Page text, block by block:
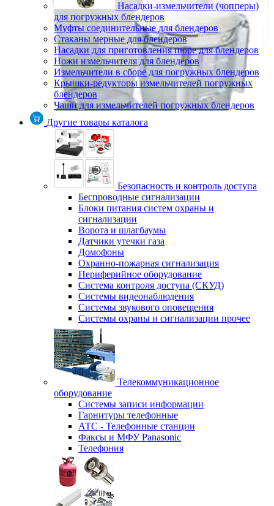
Насадки-измельчители (чопперы)
для погружных блендеров
Муфты соединительные для блендеров
Стаканы мерные для блендеров
Насадки для приготовления пюре для блендеров
Ножи измельчителя для блендеров
Измельчители в сборе для погружных блендеров
Крышки-редукторы измельчителей погружных
блендеров
Чаши для измельчителей погружных блендеров
Другие товары каталога
Безопасность и контроль доступа
Беспроводные сигнализации
Блоки питания систем охраны и
сигнализации
Ворота и шлагбаумы
Датчики утечки газа
Домофоны
Охранно-пожарная сигнализация
Периферийное оборудование
Система контроля доступа (СКУД)
Системы видеонаблюдения
Системы звукового оповещения
Системы охраны и сигнализации прочее
Телекоммуникационное
оборудование
Системы записи информации
Гарнитуры телефонные
АТС - Телефонные станции
Факсы и МФУ Panasonic
Телефония